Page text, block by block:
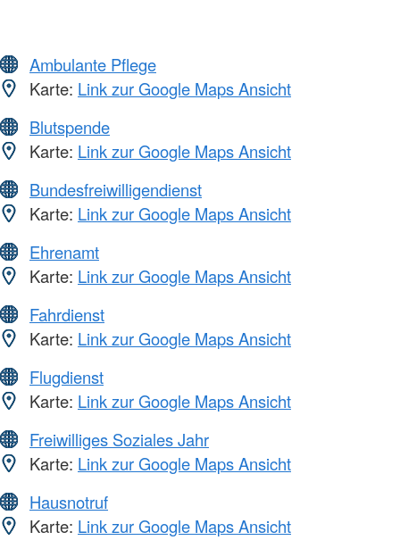
Ambulante Pflege
Karte: Link zur Google Maps Ansicht
Blutspende
Karte: Link zur Google Maps Ansicht
Bundesfreiwilligendienst
Karte: Link zur Google Maps Ansicht
Ehrenamt
Karte: Link zur Google Maps Ansicht
Fahrdienst
Karte: Link zur Google Maps Ansicht
Flugdienst
Karte: Link zur Google Maps Ansicht
Freiwilliges Soziales Jahr
Karte: Link zur Google Maps Ansicht
Hausnotruf
Karte: Link zur Google Maps Ansicht